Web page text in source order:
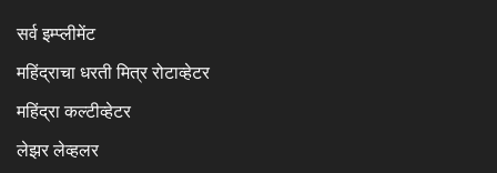
सर्व इम्प्लीमेंट
महिंद्राचा धरती मित्र रोटाव्हेटर
महिंद्रा कल्टीव्हेटर
लेझर लेव्हलर